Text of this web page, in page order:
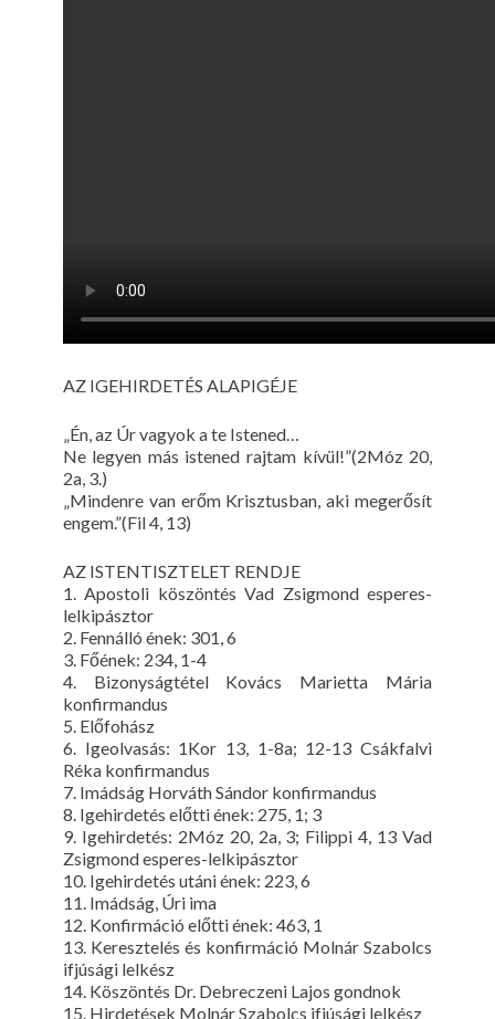
AZ IGEHIRDETÉS ALAPIGÉJE
„Én, az Úr vagyok a te Istened…
Ne legyen más istened rajtam kívül!”(2Móz 20,
2a, 3.)
„Mindenre van erőm Krisztusban, aki megerősít
engem.”(Fil 4, 13)
AZ ISTENTISZTELET RENDJE
1. Apostoli köszöntés Vad Zsigmond esperes-
lelkipásztor
2. Fennálló ének: 301, 6
3. Főének: 234, 1-4
4. Bizonyságtétel Kovács Marietta Mária
konfirmandus
5. Előfohász
6. Igeolvasás: 1Kor 13, 1-8a; 12-13 Csákfalvi
Réka konfirmandus
7. Imádság Horváth Sándor konfirmandus
8. Igehirdetés előtti ének: 275, 1; 3
9. Igehirdetés: 2Móz 20, 2a, 3; Filippi 4, 13 Vad
Zsigmond esperes-lelkipásztor
10. Igehirdetés utáni ének: 223, 6
11. Imádság, Úri ima
12. Konfirmáció előtti ének: 463, 1
13. Keresztelés és konfirmáció Molnár Szabolcs
ifjúsági lelkész
14. Köszöntés Dr. Debreczeni Lajos gondnok
15. Hirdetések Molnár Szabolcs ifjúsági lelkész